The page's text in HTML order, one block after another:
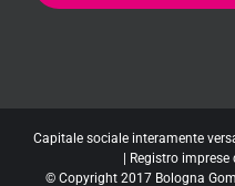
Capitale sociale interamente
| Registro
© Copyright 2017 Bologna